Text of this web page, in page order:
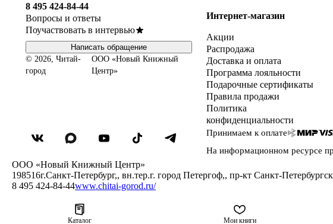
Каталог Мои книги
8 495 424-84-44
Вопросы и ответы
Поучаствовать в интервью
Написать обращение
© 2026, Читай-
город
ООО «Новый Книжный
Центр»
Интернет-магазин
Акции
Распродажа
Доставка и оплата
Программа лояльности
Подарочные сертификаты
Правила продажи
Политика
конфиденциальности
Принимаем к оплате
На информационном ресурсе
ООО «Новый Книжный Центр»
198516г.Санкт-Петербург,, вн.тер.г. город Петергоф,, пр-кт Санкт-
8 495 424-84-44www.chitai-gorod.ru/